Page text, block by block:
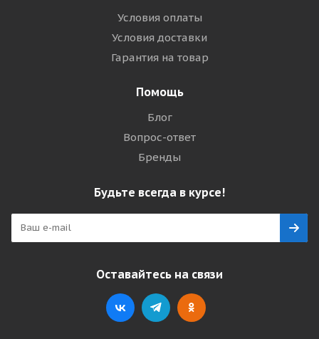
Условия оплаты
Условия доставки
Гарантия на товар
Помощь
Блог
Вопрос-ответ
Бренды
Будьте всегда в курсе!
Оставайтесь на связи